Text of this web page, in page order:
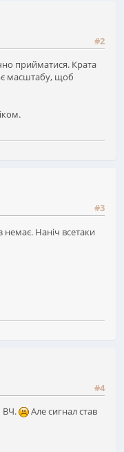
#2
прийматися. Крата
масштабу, щоб
#3
Наніч всетаки
#4
ВЧ.
Але сигнал став